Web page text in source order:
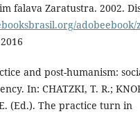
falava Zaratustra. 2002.
and post-humanism:
In: CHATZKI, T. R.;
(Ed.). The practice turn in